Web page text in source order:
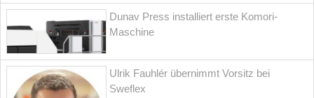
Dunav Press installiert erste Komori-
Maschine
Ulrik Fauhlér übernimmt Vorsitz bei
Sweflex